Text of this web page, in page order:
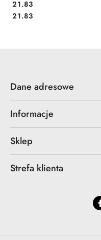
Cena:
21.83
Cena:
21.83
Dane adresowe
Informacje
Sklep
Strefa klienta